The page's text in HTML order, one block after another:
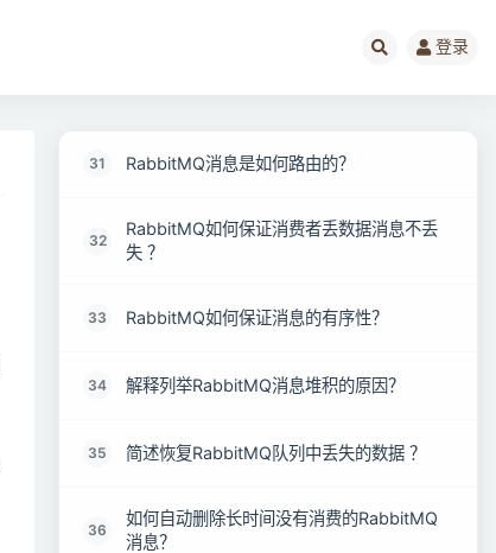
登录
31 RabbitMQ消息是如何路由的？
32
RabbitMQ如何保证消费者丢数据消息不丢
失 ？
33 RabbitMQ如何保证消息的有序性？
34 解释列举RabbitMQ消息堆积的原因？
35 简述恢复RabbitMQ队列中丢失的数据 ？
36
如何自动删除长时间没有消费的RabbitMQ
消息？